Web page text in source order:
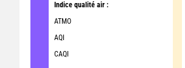
Indice qualité air :
ATMO
AQI
CAQI